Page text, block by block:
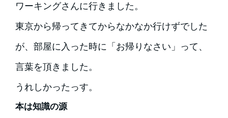
ワーキングさんに行きました。
東京から帰ってきてからなかなか行けずでした
が、部屋に入った時に「お帰りなさい」って、
言葉を頂きました。
うれしかったっす。
本は知識の源